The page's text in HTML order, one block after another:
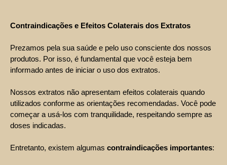
Contraindicações e Efeitos Colaterais dos Extratos
Prezamos pela sua saúde e pelo uso consciente dos nossos
produtos. Por isso, é fundamental que você esteja bem
informado antes de iniciar o uso dos extratos.
Nossos extratos não apresentam efeitos colaterais quando
utilizados conforme as orientações recomendadas. Você pode
começar a usá-los com tranquilidade, respeitando sempre as
doses indicadas.
Entretanto, existem algumas contraindicações importantes: